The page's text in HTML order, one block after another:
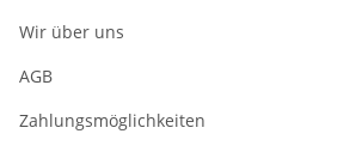
Wir über uns
AGB
Zahlungsmöglichkeiten